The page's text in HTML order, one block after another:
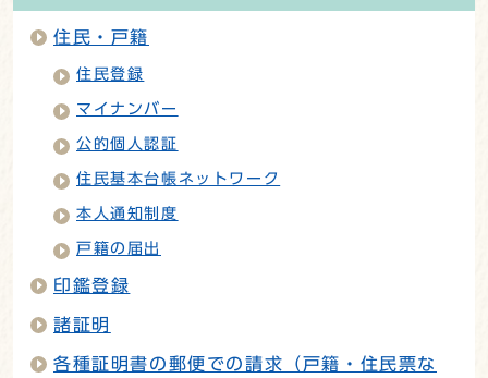
住民・戸籍
住民登録
マイナンバー
公的個人認証
住民基本台帳ネットワーク
本人通知制度
戸籍の届出
印鑑登録
諸証明
各種証明書の郵便での請求（戸籍・住民票な